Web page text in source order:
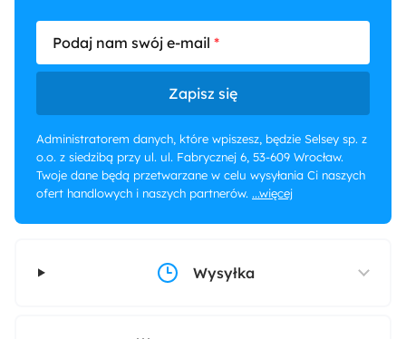
Podaj nam swój e-mail
Zapisz się
Administratorem danych, które wpiszesz, będzie Selsey sp. z
o.o. z siedzibą przy ul. ul. Fabrycznej 6, 53-609 Wrocław.
Twoje dane będą przetwarzane w celu wysyłania Ci naszych
ofert handlowych i naszych partnerów. ...więcej
Wysyłka